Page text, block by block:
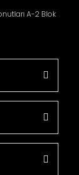
A-2 Blok